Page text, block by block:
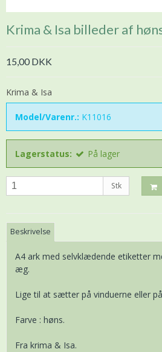
Krima & Isa billeder af
15,00 DKK
Krima & Isa
Model/Varenr.: K11016
Lagerstatus: På lager
Stk
Beskrivelse
A4 ark med selvklædende etiketter
æg.
Lige til at sætter på vinduerne eller
Farve : høns.
Fra krima & Isa.